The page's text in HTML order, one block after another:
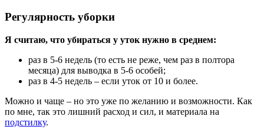
Регулярность уборки
Я считаю, что убираться у уток нужно в среднем:
раз в 5-6 недель (то есть не реже, чем раз в полтора
месяца) для выводка в 5-6 особей;
раз в 4-5 недель – если уток от 10 и более.
Можно и чаще – но это уже по желанию и возможности. Как
по мне, так это лишний расход и сил, и материала на
подстилку.